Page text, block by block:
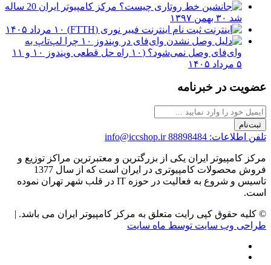
مرکز کامپیوتر ایران 20 ساله
شد ۳۰ بهمن ۱۳۹۷
ثبت نام اینترنت فیبر نوری (FTTH)
۱۰ مرداد ۱۴۰۵
چرا لپ‌تاپ به
وای‌فای وصل نمی‌شود؟ (۱۰ راه حل قطعی ویندوز ۱۰ و ۱۱
۵ مرداد ۱۴۰۵
عضویت در خبرنامه
ثبت‌نام
تلفن اطلاعات: 88898484 info@iccshop.ir
مرکز کامپیوتر ایران یکی از بزرگترین و معتبرترین مراکز توزیع و
فروش محصولات کامپیوتری در ایران است که از سال 1377
تاسیس و شروع به فعالیت در حوزه IT در قلب شهر تهران نموده
است.
© کلیه حقوق کپی رایت متعلق به مرکز کامپیوتر ایران می باشد. |
طراحی وب سایت توسط ماه سایت